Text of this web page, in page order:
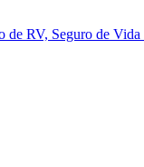
de RV, Seguro de Vida